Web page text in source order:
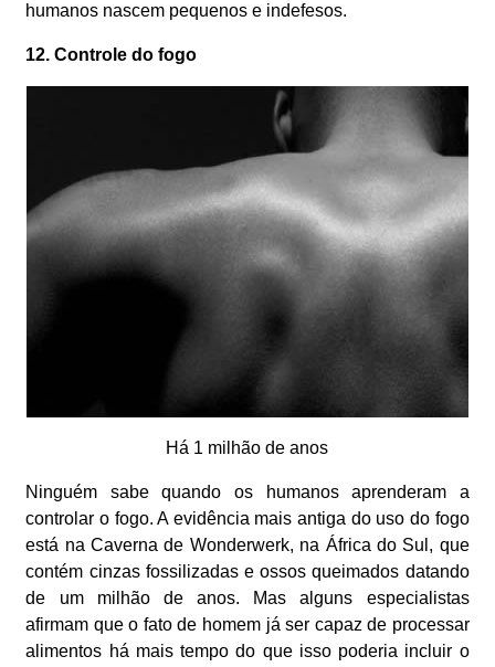
humanos nascem pequenos e indefesos.
12. Controle do fogo
Há 1 milhão de anos
Ninguém sabe quando os humanos aprenderam a
controlar o fogo. A evidência mais antiga do uso do fogo
está na Caverna de Wonderwerk, na África do Sul, que
contém cinzas fossilizadas e ossos queimados datando
de um milhão de anos. Mas alguns especialistas
afirmam que o fato de homem já ser capaz de processar
alimentos há mais tempo do que isso poderia incluir o